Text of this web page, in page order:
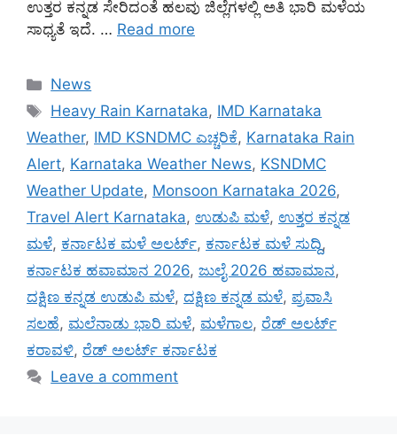
ಉತ್ತರ ಕನ್ನಡ ಸೇರಿದಂತೆ ಹಲವು ಜಿಲ್ಲೆಗಳಲ್ಲಿ ಅತಿ ಭಾರಿ ಮಳೆಯ
ಸಾಧ್ಯತೆ ಇದೆ. … Read more
Categories
News
Tags
Heavy Rain Karnataka, IMD Karnataka
Weather, IMD KSNDMC ಎಚ್ಚರಿಕೆ, Karnataka Rain
Alert, Karnataka Weather News, KSNDMC
Weather Update, Monsoon Karnataka 2026,
Travel Alert Karnataka, ಉಡುಪಿ ಮಳೆ, ಉತ್ತರ ಕನ್ನಡ
ಮಳೆ, ಕರ್ನಾಟಕ ಮಳೆ ಅಲರ್ಟ್, ಕರ್ನಾಟಕ ಮಳೆ ಸುದ್ದಿ,
ಕರ್ನಾಟಕ ಹವಾಮಾನ 2026, ಜುಲೈ 2026 ಹವಾಮಾನ,
ದಕ್ಷಿಣ ಕನ್ನಡ ಉಡುಪಿ ಮಳೆ, ದಕ್ಷಿಣ ಕನ್ನಡ ಮಳೆ, ಪ್ರವಾಸಿ
ಸಲಹೆ, ಮಲೆನಾಡು ಭಾರಿ ಮಳೆ, ಮಳೆಗಾಲ, ರೆಡ್ ಅಲರ್ಟ್
ಕರಾವಳಿ, ರೆಡ್ ಅಲರ್ಟ್ ಕರ್ನಾಟಕ
Leave a comment